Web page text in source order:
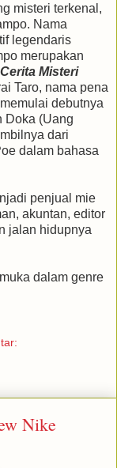
misteri terkenal,
Nama
legendaris
merupakan
Misteri
Taro, nama pena
debutnya
Doka (Uang
dari
dalam bahasa
penjual mie
akuntan, editor
jalan hidupnya
dalam genre
Nike